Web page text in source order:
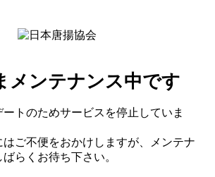
メンテナンス中です
トのためサービスを停止していま
ご不便をおかけしますが、メンテナ
らくお待ち下さい。